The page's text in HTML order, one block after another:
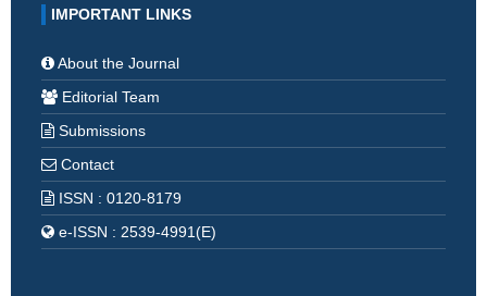
IMPORTANT LINKS
About the Journal
Editorial Team
Submissions
Contact
ISSN : 0120-8179
e-ISSN : 2539-4991(E)